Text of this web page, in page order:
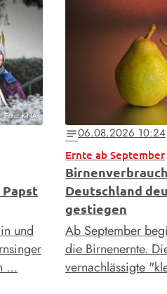
Foto: KNA
und
…
notes06.08.2026 10:24
Ernte ab September
Deutschland
gestiegen
Ab September
die Birnenernte.
vernachlässigte